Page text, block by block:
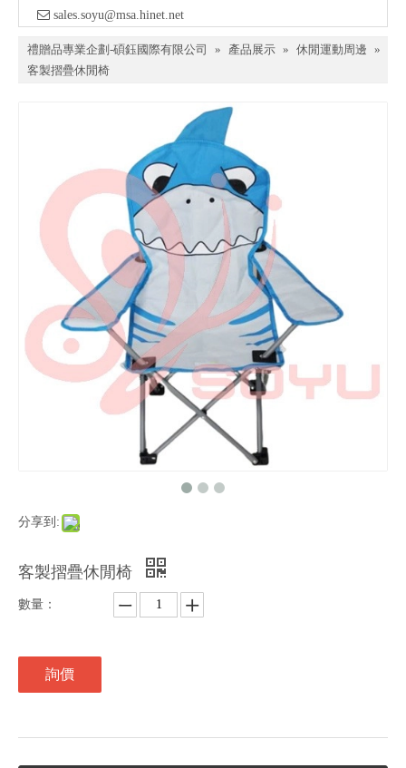
 sales.soyu@msa.hinet.net
禮贈品專業企劃-碩鈺國際有限公司 » 產品展示 » 休閒運動周邊 »
客製摺疊休閒椅
分享到:
客製摺疊休閒椅
數量：
詢價